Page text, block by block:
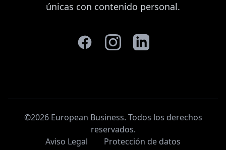
únicas con contenido personal.
©2026 European Business. Todos los derechos
reservados.
Aviso Legal
Protección de datos